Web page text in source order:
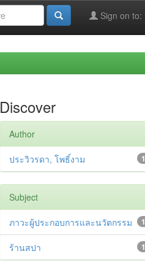
Sign on to:
Discover
Author
1
ประวิวรดา, โพธิ์งาม
Subject
1
ภาวะผู้ประกอบการและนวัตกรรม
1
ร้านสปา